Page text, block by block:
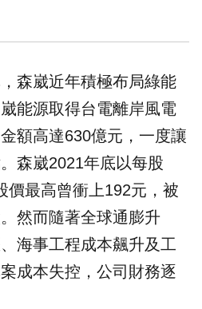
森崴近年積極布局綠能
能源取得台電離岸風電
額高達630億元，一度讓
森崴2021年底以每股
價最高曾衝上192元，被
然而隨著全球通膨升
海事工程成本飆升及工
成本失控，公司財務逐